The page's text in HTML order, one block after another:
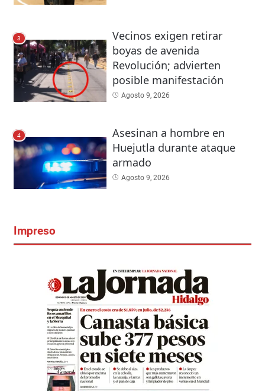
3
Vecinos exigen retirar
boyas de avenida
Revolución; advierten
posible manifestación
Agosto 9, 2026
4
Asesinan a hombre en
Huejutla durante ataque
armado
Agosto 9, 2026
Impreso